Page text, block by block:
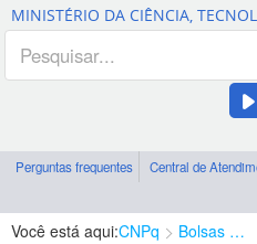
MINISTÉRIO DA CIÊNCIA,
Perguntas frequentes Central de
Você está aqui:CNPq Bolsas e Auxílios Vigentes